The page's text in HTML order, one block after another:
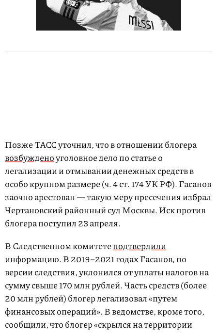
Позже ТАСС уточнил, что в отношении блогера
возбужденоуголовное дело по статье о
легализации и отмывании денежных средств в
особо крупном размере (ч. 4 ст. 174 УК РФ). Гасанов
заочно арестован — такую меру пресечения избрал
Чертановский районный суд Москвы. Иск против
блогера поступил 23 апреля.
В Следственном комитетеподтвердили
информацию. В 2019–2021 годах Гасанов, по
версии следствия, уклонился от уплаты налогов на
сумму свыше 170 млн рублей. Часть средств (более
20 млн рублей) блогер легализовал «путем
финансовых операций». В ведомстве, кроме того,
сообщили, что блогер «скрылся на территории